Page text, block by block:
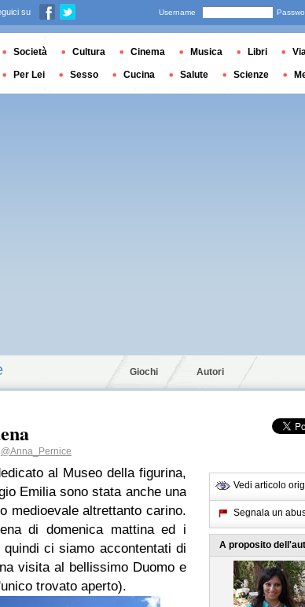
Giochi Autori
@Anna_Pernice
al Museo della figurina,
Emilia sono stata anche una
medioevale altrettanto carino.
di domenica mattina ed i
ci siamo accontentati di
visita al bellissimo Duomo e
trovato aperto).
Vedi articolo
Segnala un
A proposito
su Username
Società Cultura Cinema Musica Libri
Per Lei Sesso Cucina Salute Scienze